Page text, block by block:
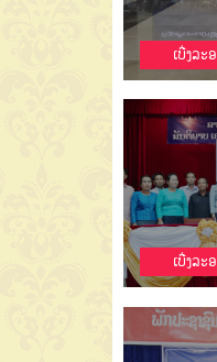
ເບີ່ງລະ
ເບີ່ງລະ